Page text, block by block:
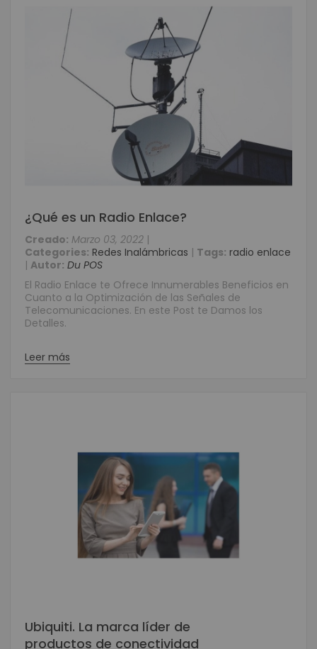
¿Qué es un Radio Enlace?
Creado: Marzo 03, 2022 |
Categories: Redes Inalámbricas | Tags: radio enlace
| Autor: Du POS
El Radio Enlace te Ofrece Innumerables Beneficios en
Cuanto a la Optimización de las Señales de
Telecomunicaciones. En este Post te Damos los
Detalles.
Leer más
Ubiquiti. La marca líder de
productos de conectividad